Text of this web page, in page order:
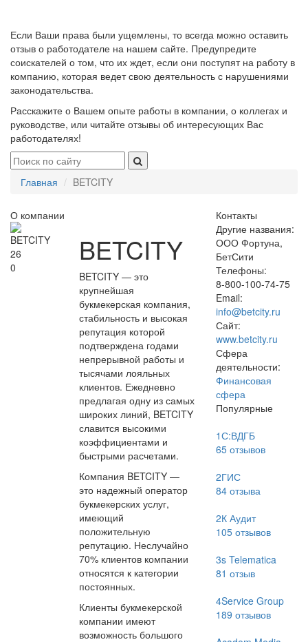
Если Ваши права были ущемлены, то всегда можно оставить
отзыв о работодателе на нашем сайте. Предупредите
соискателей о том, что их ждет, если они поступят на работу в
компанию, которая ведет свою деятельность с нарушениями
законодательства.
Расскажите о Вашем опыте работы в компании, о коллегах и
руководстве, или читайте отзывы об интересующих Вас
работодателях!
Главная BETCITY
О компании
26
0
BETCITY
BETCITY — это
крупнейшая
букмекерская компания,
стабильность и высокая
репутация которой
подтверждена годами
непрерывной работы и
тысячами лояльных
клиентов. Ежедневно
предлагая одну из самых
широких линий, BETCITY
славится высокими
коэффициентами и
быстрыми расчетами.
Компания BETCITY —
это надежный оператор
букмекерских услуг,
имеющий
положительную
репутацию. Неслучайно
70% клиентов компании
относятся к категории
постоянных.
Клиенты букмекерской
компании имеют
возможность большого
Контакты
Другие названия:
ООО Фортуна,
БетСити
Телефоны:
8-800-100-74-75
Email:
info@betcity.ru
Сайт:
www.betcity.ru
Сфера
деятельности:
Финансовая
сфера
Популярные
1С:ВДГБ
65отзывов
2ГИС
84отзыва
2К Аудит
105отзывов
3s Telematica
81 отзыв
4Service Group
189 отзывов